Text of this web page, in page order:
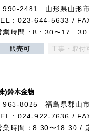
990-2481 山形県山形
：023-644-5633 /
業時間：8：30〜17：30
販売可 工事・取付
)鈴木金物
963-8025 福島県郡山
：024-922-7636 /
業時間：8:30〜18:30 /